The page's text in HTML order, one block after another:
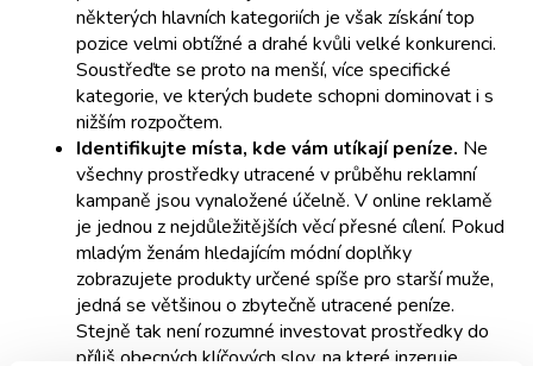
některých hlavních kategoriích je však získání top
pozice velmi obtížné a drahé kvůli velké konkurenci.
Soustřeďte se proto na menší, více specifické
kategorie, ve kterých budete schopni dominovat i s
nižším rozpočtem.
Identifikujte místa, kde vám utíkají peníze. Ne
všechny prostředky utracené v průběhu reklamní
kampaně jsou vynaložené účelně. V online reklamě
je jednou z nejdůležitějších věcí přesné cílení. Pokud
mladým ženám hledajícím módní doplňky
zobrazujete produkty určené spíše pro starší muže,
jedná se většinou o zbytečně utracené peníze.
Stejně tak není rozumné investovat prostředky do
příliš obecných klíčových slov, na které inzeruje